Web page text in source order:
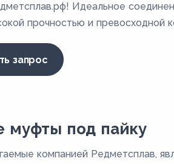
Идеальное
прочностью и превосходной
запрос
муфты под пайку
компанией Редметсплав,